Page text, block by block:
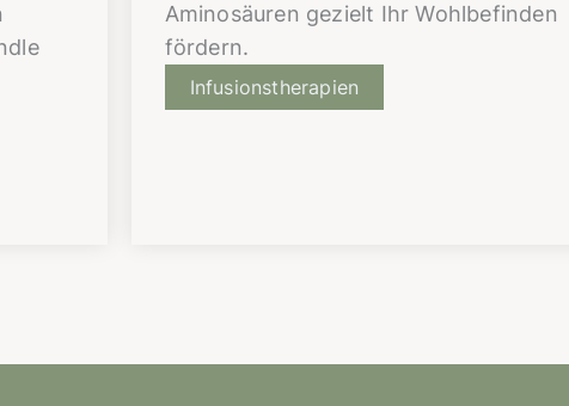
Aminosäuren gezielt Ihr Wohlbefinden
fördern.
Infusionstherapien